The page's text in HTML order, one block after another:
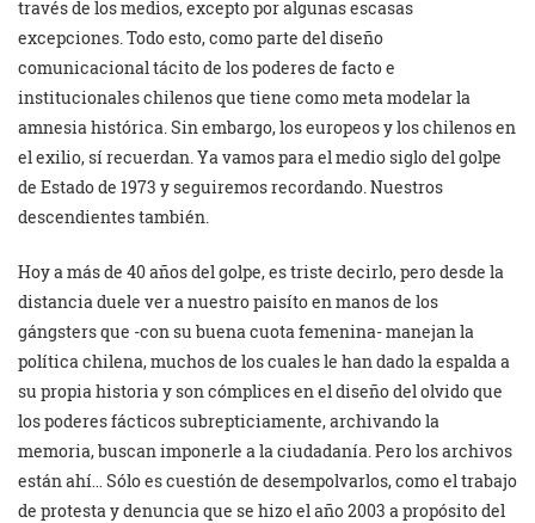
través de los medios, excepto por algunas escasas
excepciones. Todo esto, como parte del diseño
comunicacional tácito de los poderes de facto e
institucionales chilenos que tiene como meta modelar la
amnesia histórica. Sin embargo, los europeos y los chilenos en
el exilio, sí recuerdan. Ya vamos para el medio siglo del golpe
de Estado de 1973 y seguiremos recordando. Nuestros
descendientes también.
Hoy a más de 40 años del golpe, es triste decirlo, pero desde la
distancia duele ver a nuestro paisíto en manos de los
gángsters que -con su buena cuota femenina- manejan la
política chilena, muchos de los cuales le han dado la espalda a
su propia historia y son cómplices en el diseño del olvido que
los poderes fácticos subrepticiamente, archivando la
memoria, buscan imponerle a la ciudadanía. Pero los archivos
están ahí… Sólo es cuestión de desempolvarlos, como el trabajo
de protesta y denuncia que se hizo el año 2003 a propósito del